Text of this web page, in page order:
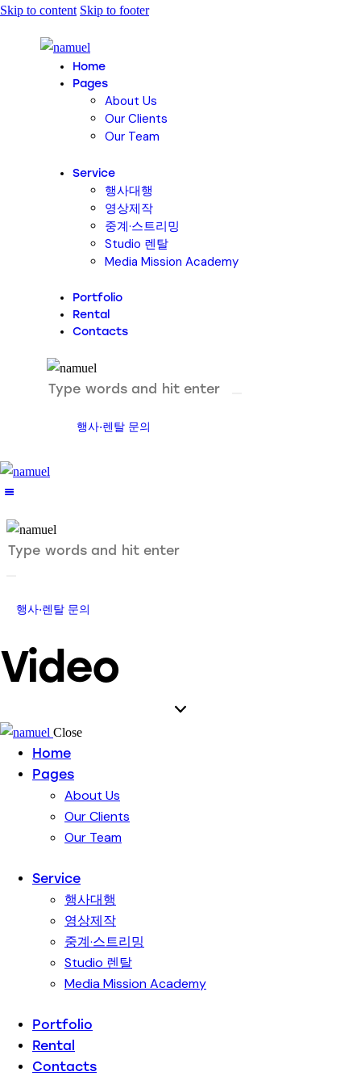
Skip to content Skip to footer
Home
Pages
About Us
Our Clients
Our Team
Service
행사대행
영상제작
중계·스트리밍
Studio 렌탈
Media Mission Academy
Portfolio
Rental
Contacts
행사·렌탈 문의
행사·렌탈 문의
Video
Close
Home
Pages
About Us
Our Clients
Our Team
Service
행사대행
영상제작
중계·스트리밍
Studio 렌탈
Media Mission Academy
Portfolio
Rental
Contacts